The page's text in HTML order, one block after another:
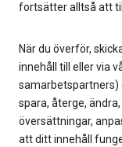
fortsätter alltså att
När du överför,
innehåll till eller via
samarbetspartners)
spara, återge,
översättningar,
att ditt innehåll